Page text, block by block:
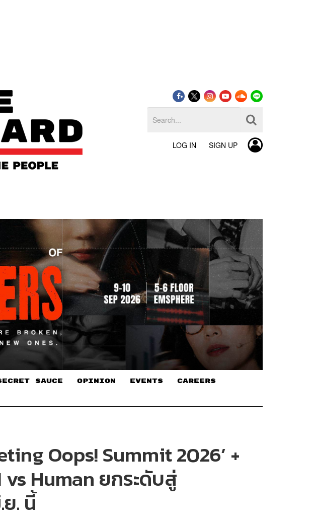
LOG IN SIGN UP
SAUCE​ OPINION EVENTS CAREERS
Oops! Summit 2026’ +
vs Human ยกระดับสู่
. นี้